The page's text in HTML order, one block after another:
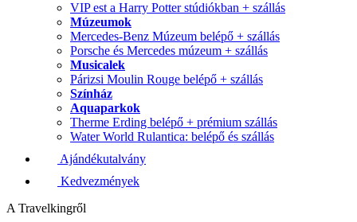
VIP est a Harry Potter stúdiókban + szállás
Múzeumok
Mercedes-Benz Múzeum belépő + szállás
Porsche és Mercedes múzeum + szállás
Musicalek
Párizsi Moulin Rouge belépő + szállás
Színház
Aquaparkok
Therme Erding belépő + prémium szállás
Water World Rulantica: belépő és szállás
Ajándékutalvány
Kedvezmények
A Travelkingről